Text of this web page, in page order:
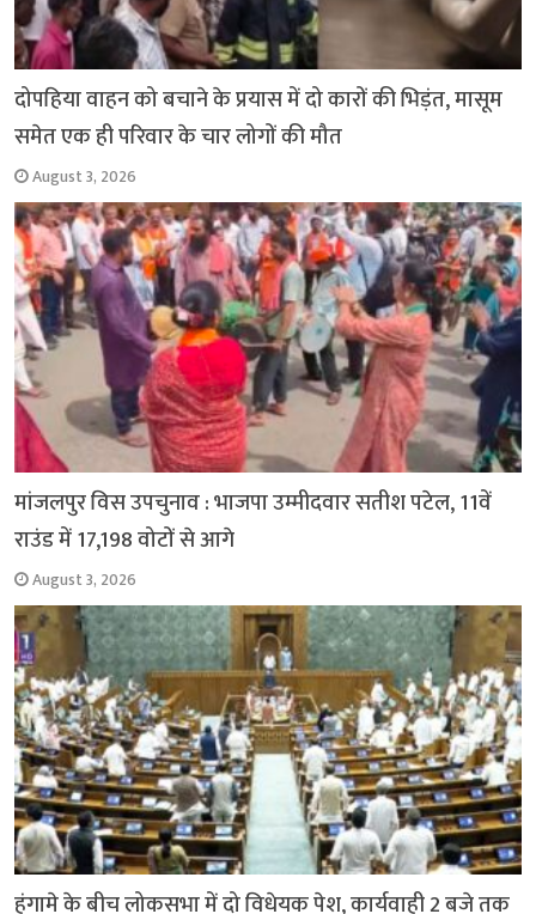
दोपहिया वाहन को बचाने के प्रयास में दो कारों की भिड़ंत, मासूम
समेत एक ही परिवार के चार लोगों की मौत
August 3, 2026
मांजलपुर विस उपचुनाव : भाजपा उम्मीदवार सतीश पटेल, 11वें
राउंड में 17,198 वोटों से आगे
August 3, 2026
हंगामे के बीच लोकसभा में दो विधेयक पेश, कार्यवाही 2 बजे तक